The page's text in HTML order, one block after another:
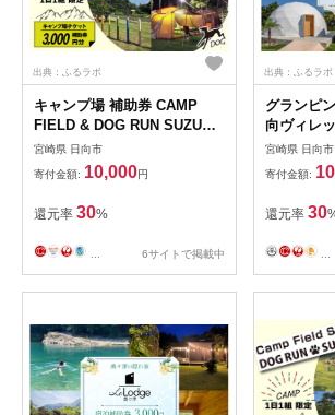
出典：ふるラボ
キャンプ場 補助券 CAMP
FIELD & DOG RUN SUZU
3,000円分 [鈴建 宮崎県 日向
市 452061071-b] 施設利用券
利用補助券 宿泊補助券 宿泊
キャンプ 貸切 ドッグラン 日
帰り アウトドア
宮崎県 日向市
寄付金額: 10,000円
還元率 30%
6サイトで掲載中
出典：ふるラボ
グランピ
向ヴィレ
30000円分
宮崎県 日
ウトドア
ン 宿泊 サ
宮崎県 日向市
寄付金額:
還元率 30